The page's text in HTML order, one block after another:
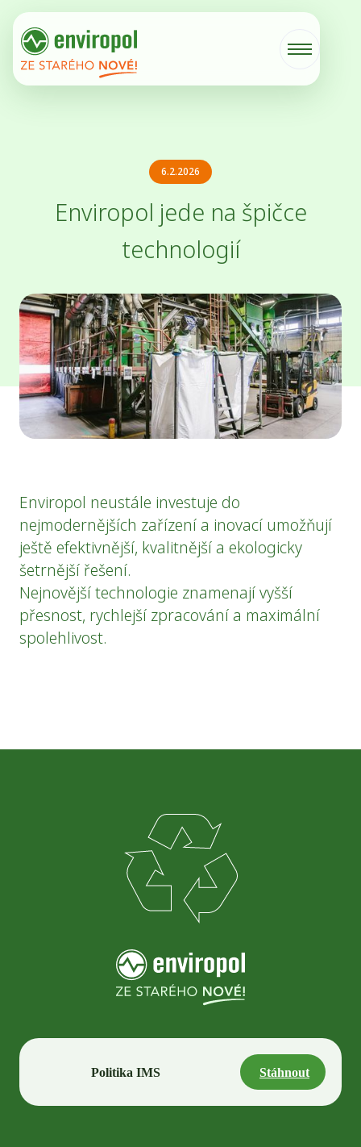
6.2.2026
Enviropol jede na špičce
technologií
Enviropol neustále investuje do
nejmodernějších zařízení a inovací umožňují
ještě efektivnější, kvalitnější a ekologicky
šetrnější řešení.
Nejnovější technologie znamenají vyšší
přesnost, rychlejší zpracování a maximální
spolehlivost.
Politika IMS Stáhnout